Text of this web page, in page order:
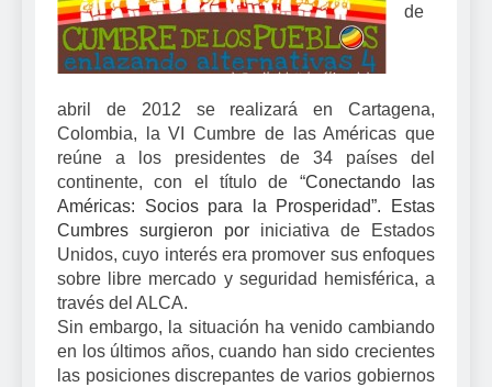
de
abril de 2012 se realizará en Cartagena,
Colombia, la VI Cumbre de las Américas que
reúne a los presidentes de 34 países del
continente, con el título de “Conectando las
Américas: Socios para la Prosperidad”. Estas
Cumbres surgieron por iniciativa de Estados
Unidos, cuyo interés era promover sus enfoques
sobre libre mercado y seguridad hemisférica, a
través del ALCA.
Sin embargo, la situación ha venido cambiando
en los últimos años, cuando han sido crecientes
las posiciones discrepantes de varios gobiernos